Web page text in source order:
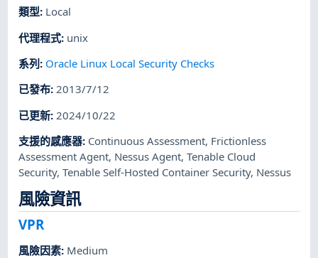
類型: Local
代理程式: unix
系列 : Oracle Linux Local Security Checks
已發布:2013/7/12
已更新: 2024/10/22
支援的感應器: Continuous Assessment, Frictionless
Assessment Agent, Nessus Agent,Tenable Cloud
Security,Tenable Self-Hosted Container Security, Nessus
風險資訊
VPR
風險因素: Medium